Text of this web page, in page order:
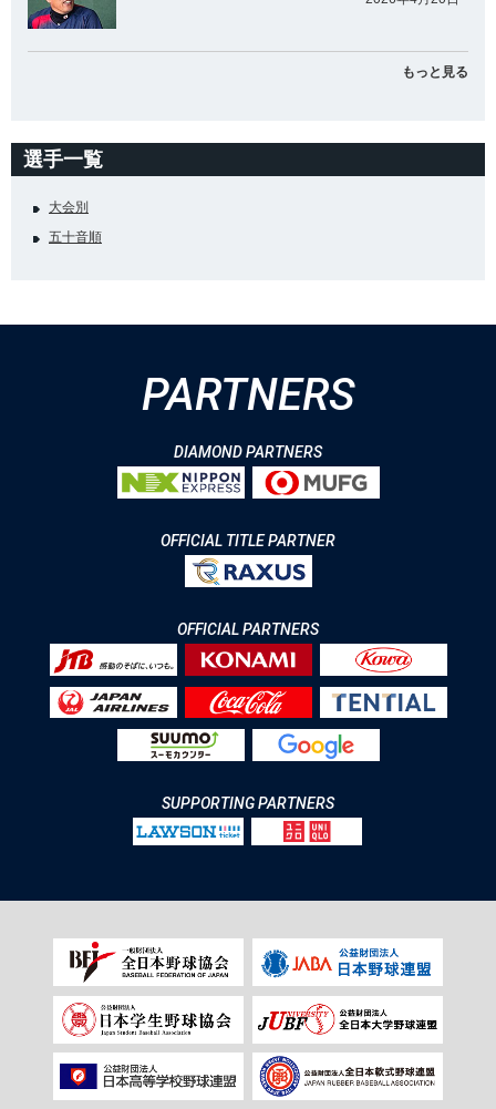
もっと見る
選手一覧
大会別
五十音順
PARTNERS
DIAMOND PARTNERS
OFFICIAL TITLE PARTNER
OFFICIAL PARTNERS
SUPPORTING PARTNERS